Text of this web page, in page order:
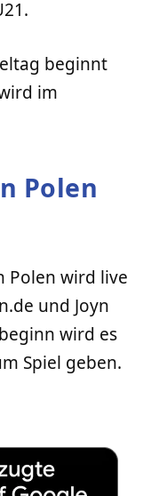
beginnt
im
Polen
Polen wird live
und Joyn
wird es
Spiel geben.